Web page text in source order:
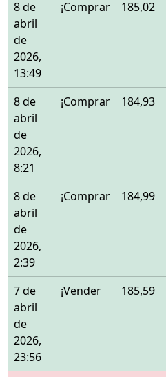
8 de
abril
de
2026,
13:49
¡Comprar 185,02
8 de
abril
de
2026,
8:21
¡Comprar 184,93
8 de
abril
de
2026,
2:39
¡Comprar 184,99
7 de
abril
de
2026,
23:56
¡Vender 185,59